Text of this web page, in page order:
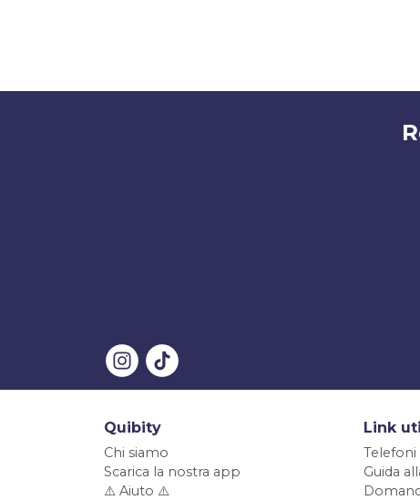
Quibity
Chi siamo
Scarica la nostra app
⚠️ Aiuto ⚠️
Link
Guida